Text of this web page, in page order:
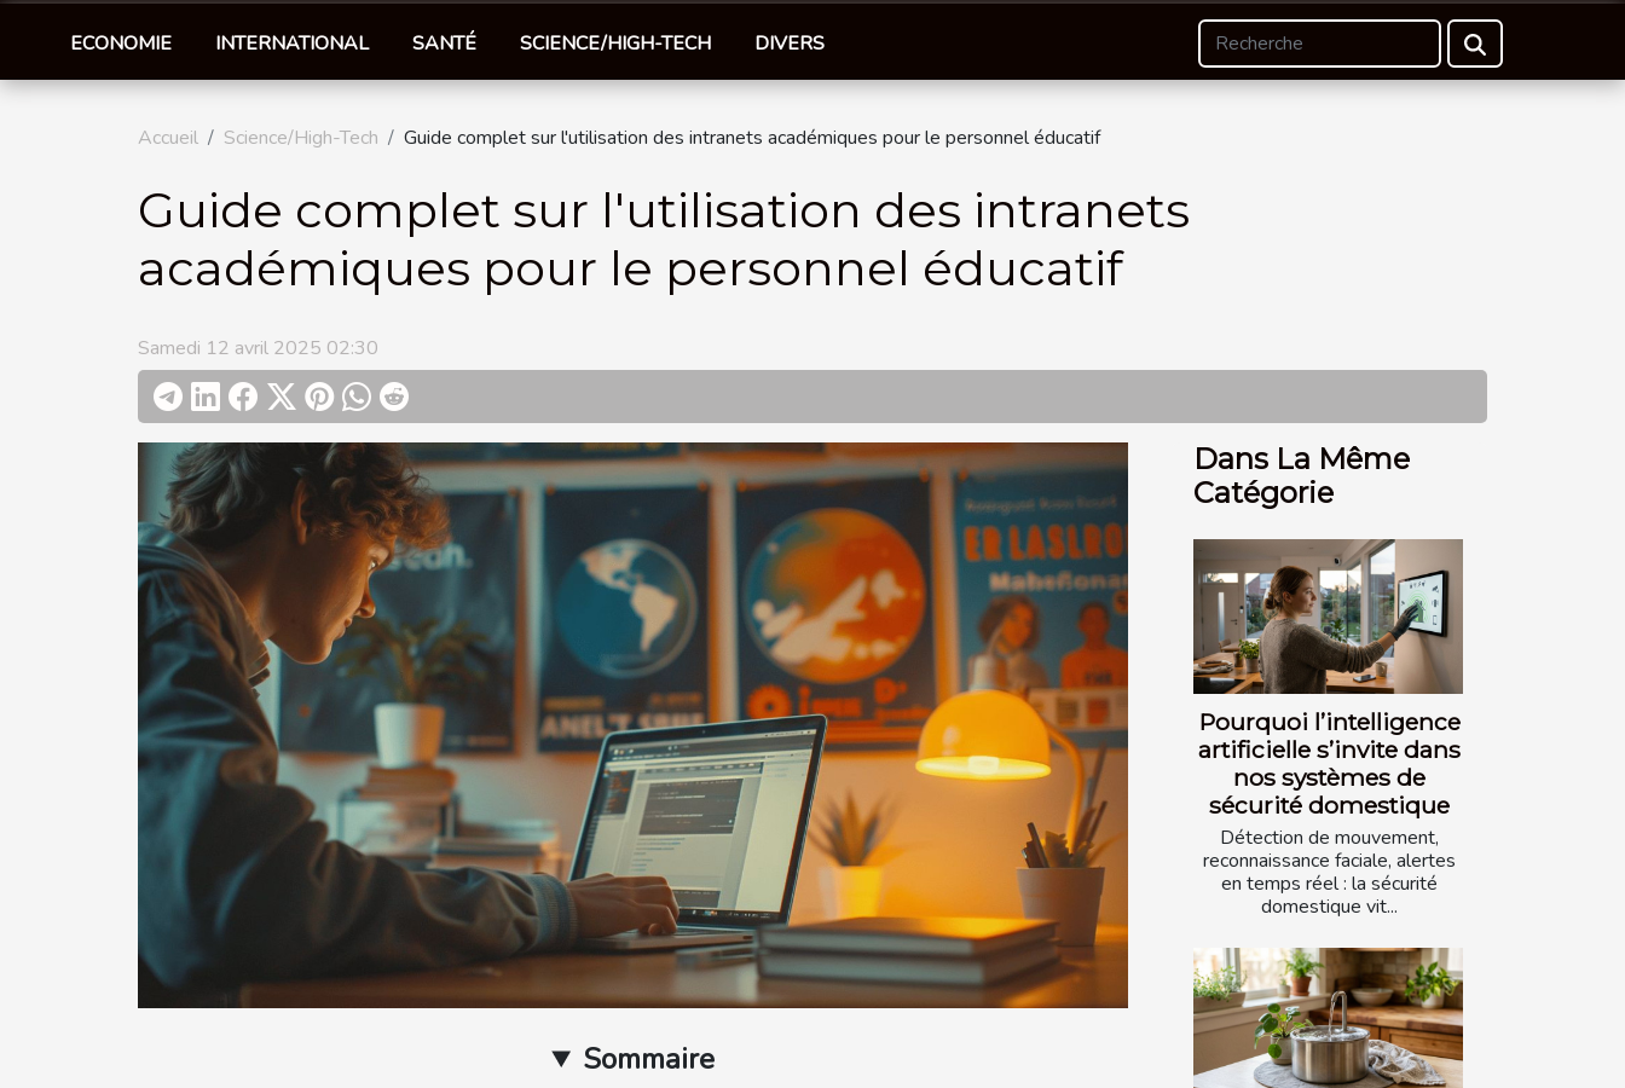
ECONOMIE INTERNATIONAL SANTÉ SCIENCE/HIGH-TECH DIVERS
Accueil Science/High-Tech Guide complet sur l'utilisation des intranets académiques pour le personnel éducatif
Guide complet sur l'utilisation des intranets
académiques pour le personnel éducatif
Samedi 12 avril 2025 02:30
Sommaire
Dans La Même
Catégorie
Pourquoi l’intelligence
artificielle s’invite dans
nos systèmes de
sécurité domestique
Détection de mouvement,
reconnaissance faciale, alertes
en temps réel : la sécurité
domestique vit...